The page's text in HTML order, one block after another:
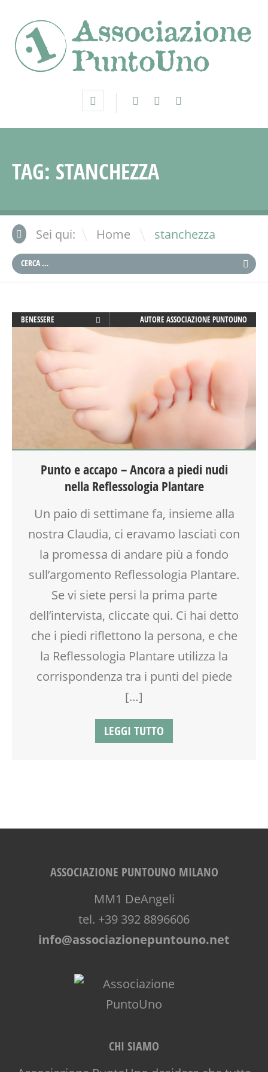
TAG: STANCHEZZA
Sei qui: Home \ stanchezza
BENESSERE
BIONATURALE
GENITORE
MAMME
MASSAGGIO
MASSAGGIO INFANTILE
REFLESSOLOGIA PLANTARE
VIA FARUFFINI
AUTORE ASSOCIAZIONE PUNTOUNO
Punto e accapo – Ancora a piedi nudi
nella Reflessologia Plantare
Un paio di settimane fa, insieme alla
nostra Claudia, ci eravamo lasciati con
la promessa di andare più a fondo
sull’argomento Reflessologia Plantare.
Se vi siete persi la prima parte
dell’intervista, cliccate qui. Ci hai detto
che i piedi riflettono la persona, e che
la Reflessologia Plantare utilizza la
corrispondenza tra i punti del piede
[…]
LEGGI TUTTO
ASSOCIAZIONE PUNTOUNO MILANO
MM1 DeAngeli
tel. +39 392 8896606
info@associazionepuntouno.net
CHI SIAMO